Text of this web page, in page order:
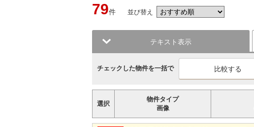
79件 並び替え
テキスト表示
チェックした物件を一括で
選択
物件タイプ
画像